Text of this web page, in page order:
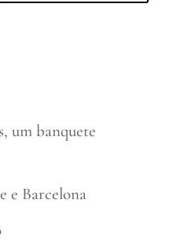
um banquete
e Barcelona